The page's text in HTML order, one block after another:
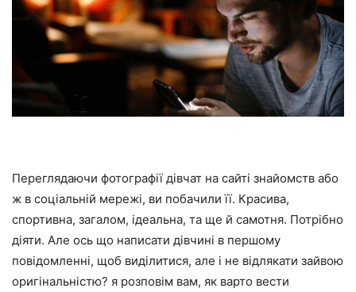
Переглядаючи фотографії дівчат на сайті знайомств або
ж в соціальній мережі, ви побачили її. Красива,
спортивна, загалом, ідеальна, та ще й самотня. Потрібно
діяти. Але ось що написати дівчині в першому
повідомленні, щоб виділитися, але і не відлякати зайвою
оригінальністю? я розповім вам, як варто вести